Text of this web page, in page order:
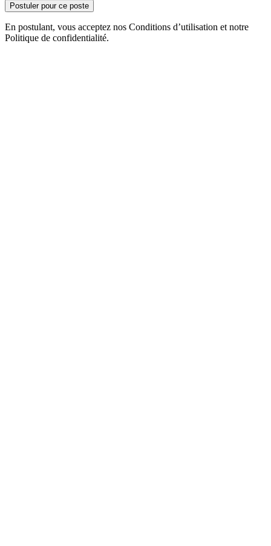
Postuler pour ce poste
En postulant, vous acceptez nos Conditions d’utilisation et notre
Politique de confidentialité.